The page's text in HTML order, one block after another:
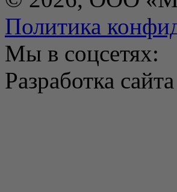
Политика
Мы в соцсетях:
Разработка